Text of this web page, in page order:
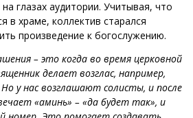
глазах аудитории. Учитывая, что
в храме, коллектив старался
произведение к богослужению.
– это когда во время церковной
делает возглас, например,
Но у нас возглашают солисты, и после
«аминь» – «да будет так», и